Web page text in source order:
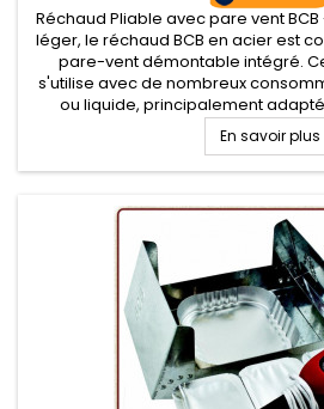
Réchaud Pliable avec pare vent
léger, le réchaud BCB en acier est
pare-vent démontable intégré.
s'utilise avec de nombreux
ou liquide, principalement
FireDragon
En savoir plus